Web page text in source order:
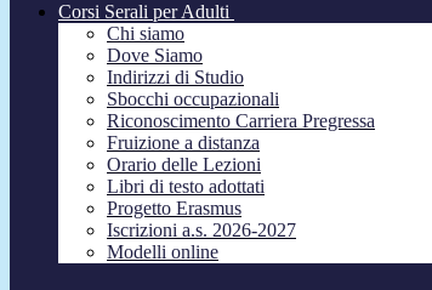
Corsi Serali per Adulti
Chi siamo
Dove Siamo
Indirizzi di Studio
Sbocchi occupazionali
Riconoscimento Carriera Pregressa
Fruizione a distanza
Orario delle Lezioni
Libri di testo adottati
Progetto Erasmus
Iscrizioni a.s. 2026-2027
Modelli online